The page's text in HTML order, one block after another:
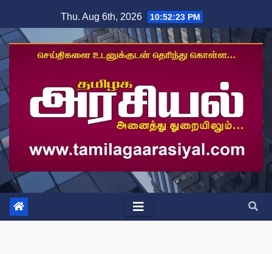
to
content
Thu. Aug 6th, 2026 10:52:24 PM